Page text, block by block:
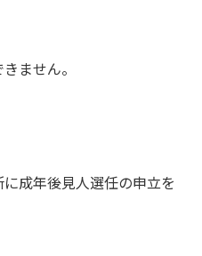
ません。
成年後見人選任の申立を